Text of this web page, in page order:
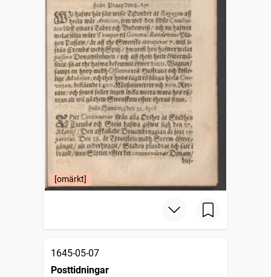
[omärkt]
1645-05-07
Posttidningar